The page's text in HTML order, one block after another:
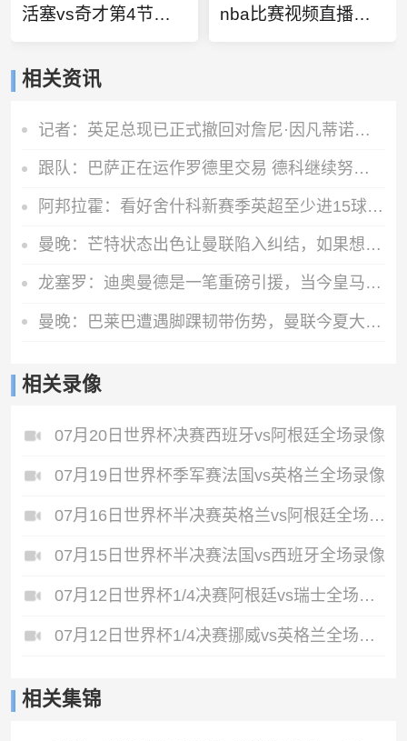
活塞vs奇才第4节中文 nba比赛视频直播在线观看
相关资讯
记者：英足总现已正式撤回对詹尼·因凡蒂诺的支持
跟队：巴萨正在运作罗德里交易 德科继续努力尝试引进阿尔瓦雷斯
阿邦拉霍：看好舍什科新赛季英超至少进15球，期待他越踢越好
曼晚：芒特状态出色让曼联陷入纠结，如果想四线争冠可能还得买人
龙塞罗：迪奥曼德是一笔重磅引援，当今皇马坐拥世界独一档攻击线
曼晚：巴莱巴遭遇脚踝韧带伤势，曼联今夏大概率不会继续追求他
相关录像
07月20日世界杯决赛西班牙vs阿根廷全场录像
07月19日世界杯季军赛法国vs英格兰全场录像
07月16日世界杯半决赛英格兰vs阿根廷全场录像
07月15日世界杯半决赛法国vs西班牙全场录像
07月12日世界杯1/4决赛阿根廷vs瑞士全场录像
07月12日世界杯1/4决赛挪威vs英格兰全场录像
相关集锦